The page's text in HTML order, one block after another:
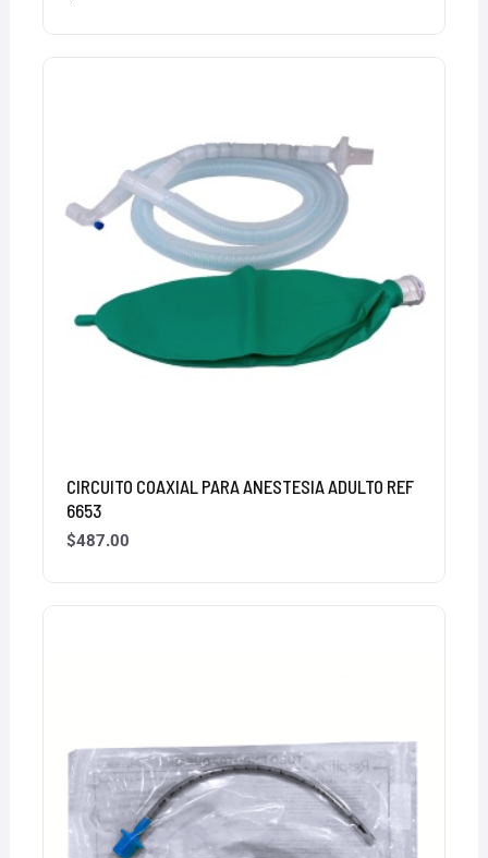
CIRCUITO COAXIAL PARA ANESTESIA ADULTO REF
6653
$487.00